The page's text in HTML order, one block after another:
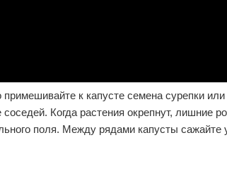
к капусте семена сурепки
Когда растения окрепнут, лишние
поля. Между рядами капусты сажайте